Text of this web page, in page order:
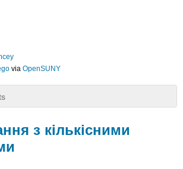
via OpenSUNY
з кількісними